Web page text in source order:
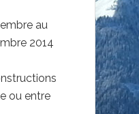
au
2014
ou entre